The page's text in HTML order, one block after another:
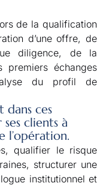
de la qualification
d’une offre, de
diligence, de la
premiers échanges
du profil de
dans ces
clients à
l’opération.
qualifier le risque
structurer une
institutionnel et